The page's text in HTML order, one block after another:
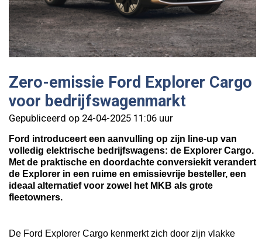
Zero-emissie Ford Explorer Cargo
voor bedrijfswagenmarkt
Gepubliceerd op 24-04-2025 11:06 uur
Ford introduceert een aanvulling op zijn line-up van
volledig elektrische bedrijfswagens: de Explorer Cargo.
Met de praktische en doordachte conversiekit verandert
de Explorer in een ruime en emissievrije besteller, een
ideaal alternatief voor zowel het MKB als grote
fleetowners.
De Ford Explorer Cargo kenmerkt zich door zijn vlakke